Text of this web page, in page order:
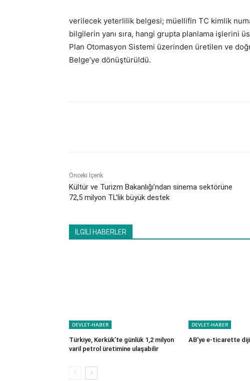
verilecek yeterlilik belgesi; müellifin TC kimlik
bilgilerin yanı sıra, hangi grupta planlama işlerini
Plan Otomasyon Sistemi üzerinden üretilen ve
Belge’ye dönüştürüldü.
Önceki İçerik
Kültür ve Turizm Bakanlığı’ndan sinema sektörüne
72,5 milyon TL’lik büyük destek
İLGİLİ HABERLER
DEVLET-HABER
Türkiye, Kerkük’te günlük 1,2 milyon
varil petrol üretimine ulaşabilir
DEVLET-HABER
AB’ye e-ticarette